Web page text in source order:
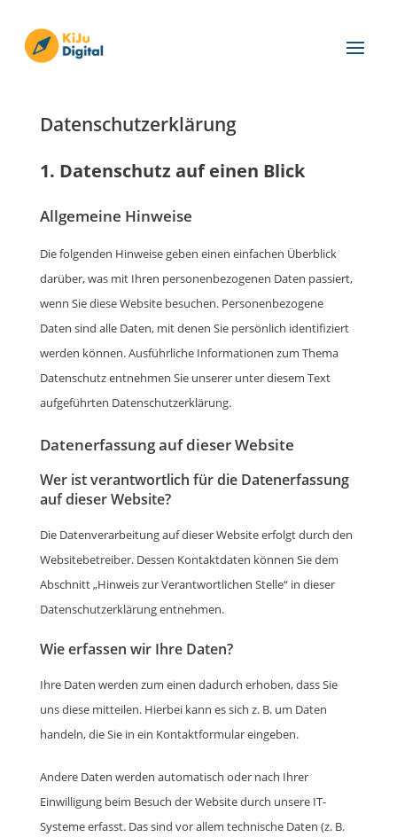
Datenschutz­erklärung
1. Datenschutz auf einen Blick
Allgemeine Hinweise
Die folgenden Hinweise geben einen einfachen Überblick
darüber, was mit Ihren personenbezogenen Daten passiert,
wenn Sie diese Website besuchen. Personenbezogene
Daten sind alle Daten, mit denen Sie persönlich identifiziert
werden können. Ausführliche Informationen zum Thema
Datenschutz entnehmen Sie unserer unter diesem Text
aufgeführten Datenschutzerklärung.
Datenerfassung auf dieser Website
Wer ist verantwortlich für die Datenerfassung
auf dieser Website?
Die Datenverarbeitung auf dieser Website erfolgt durch den
Websitebetreiber. Dessen Kontaktdaten können Sie dem
Abschnitt „Hinweis zur Verantwortlichen Stelle“ in dieser
Datenschutzerklärung entnehmen.
Wie erfassen wir Ihre Daten?
Ihre Daten werden zum einen dadurch erhoben, dass Sie
uns diese mitteilen. Hierbei kann es sich z. B. um Daten
handeln, die Sie in ein Kontaktformular eingeben.
Andere Daten werden automatisch oder nach Ihrer
Einwilligung beim Besuch der Website durch unsere IT-
Systeme erfasst. Das sind vor allem technische Daten (z. B.